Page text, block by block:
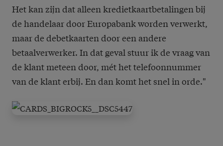
Het kan zijn dat alleen kredietkaartbetalingen bij
de handelaar door Europabank worden verwerkt,
maar de debetkaarten door een andere
betaalverwerker. In dat geval stuur ik de vraag van
de klant meteen door, mét het telefoonnummer
van de klant erbij. En dan komt het snel in orde."